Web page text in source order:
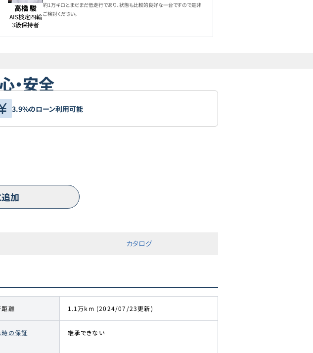
9
フォルクスワーゲン
11
フォルクスワーゲン
T-Roc
12
フォルクスワーゲン
T-Roc
高橋 駿
AIS検定四輪
3級保持者
約1万キロとまだまだ低走行であり、状態も比較的良好な一台ですので是非
ご検討ください。
・安全
3.9%のローン利用可能
加
カタログ
離 1.1万km (2024/07/23更新)
の保証 継承できない